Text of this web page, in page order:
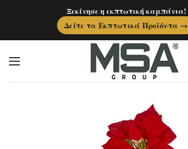
Ξεκίνησε η εκπτωτική καμπάνια!
Δείτε τα Εκπτωτικά Προϊόντα →